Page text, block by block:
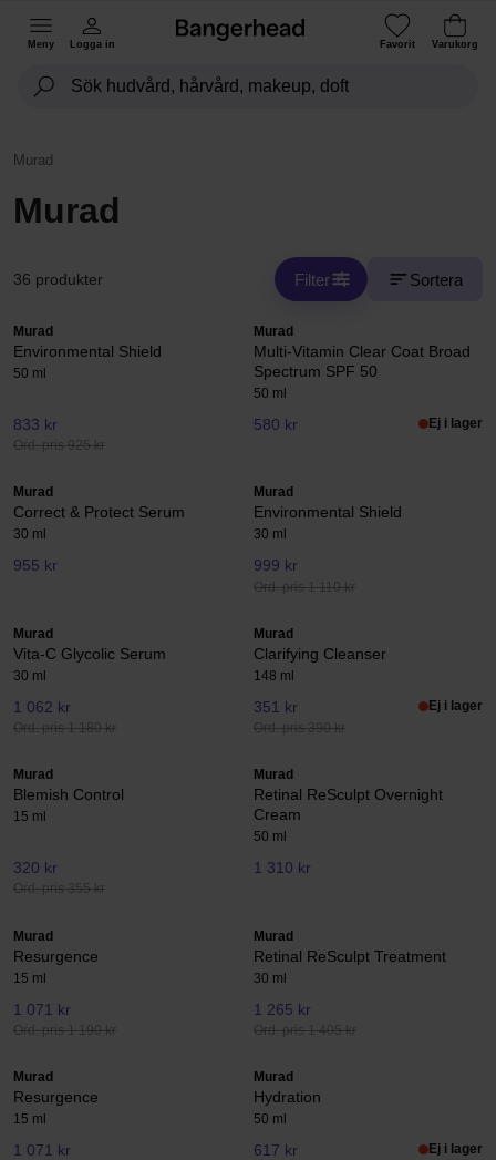
Meny Logga in Favorit Varukorg
Murad
Murad
36 produkter Filter Sortera
Murad
Environmental Shield
50 ml
833 kr
Ord. pris 925 kr
Murad
Multi-Vitamin Clear Coat Broad
Spectrum SPF 50
50 ml
580 kr Ej i lager
Murad
Correct & Protect Serum
30 ml
955 kr
Murad
Environmental Shield
30 ml
999 kr
Ord. pris 1 110 kr
Murad
Vita-C Glycolic Serum
30 ml
1 062 kr
Ord. pris 1 180 kr
Murad
Clarifying Cleanser
148 ml
351 kr
Ord. pris 390 kr
Ej i lager
Murad
Blemish Control
15 ml
320 kr
Ord. pris 355 kr
Murad
Retinal ReSculpt Overnight
Cream
50 ml
1 310 kr
Murad
Resurgence
15 ml
1 071 kr
Ord. pris 1 190 kr
Murad
Retinal ReSculpt Treatment
30 ml
1 265 kr
Ord. pris 1 405 kr
Murad
Resurgence
15 ml
1 071 kr
Murad
Hydration
50 ml
617 kr Ej i lager